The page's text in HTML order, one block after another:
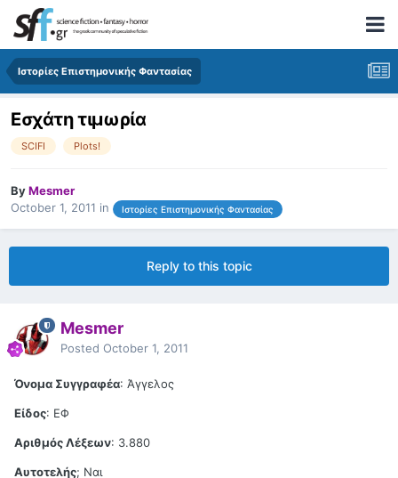
Ιστορίες Επιστημονικής Φαντασίας
Εσχάτη τιμωρία
SCIFI Plots!
ByMesmer
October 1, 2011 in Ιστορίες Επιστημονικής Φαντασίας
Reply to this topic
Mesmer
Posted October 1, 2011
Όνομα Συγγραφέα: Άγγελος
Είδος: ΕΦ
Αριθμός Λέξεων: 3.880
Αυτοτελής; Ναι